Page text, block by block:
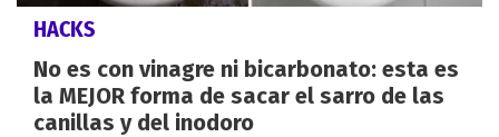
HACKS
No es con vinagre ni bicarbonato: esta es
la MEJOR forma de sacar el sarro de las
canillas y del inodoro